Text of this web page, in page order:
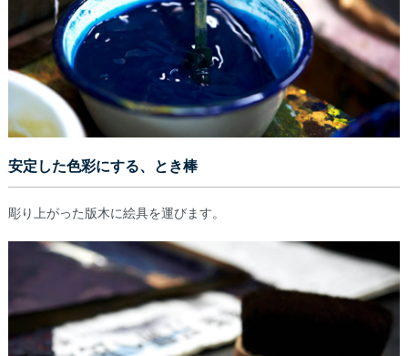
安定した色彩にする、とき棒
彫り上がった版木に絵具を運びます。